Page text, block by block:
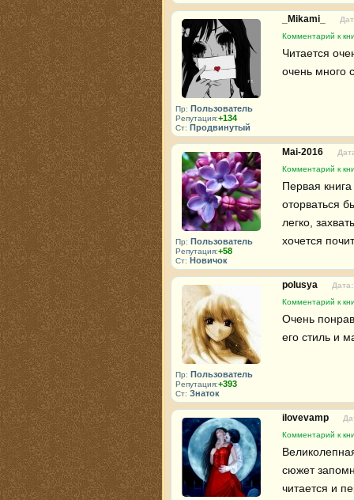
Пр: Пользователь
Репутация:+134
Ст: Продвинутый
_Mikami_
Комментарий к
Читается
очень много
Пр: Пользователь
Репутация:+58
Ст: Новичок
Mai-2016
Комментарий к
Первая
оторваться
легко,
хочется
Пр: Пользователь
Репутация:+393
Ст: Знаток
polusya
Комментарий к
Очень
его стиль и
ilovevamp
Комментарий к
сюжет
читается и